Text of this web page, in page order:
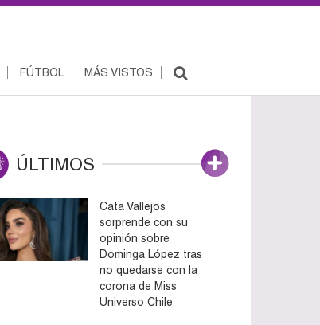
FÚTBOL MÁS VISTOS
ÚLTIMOS
Cata Vallejos
sorprende con su
opinión sobre
Dominga López tras
no quedarse con la
corona de Miss
Universo Chile